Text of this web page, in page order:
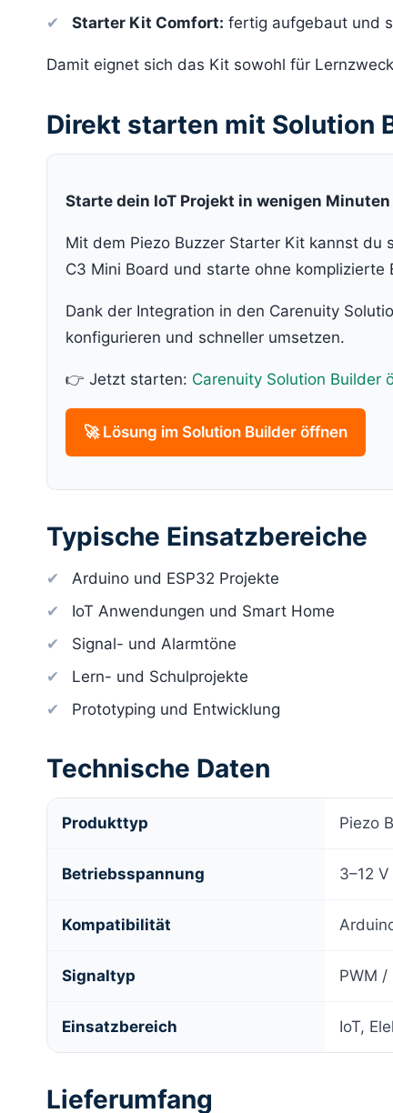
Starter Kit Comfort: fertig aufgebaut und
Damit eignet sich das Kit sowohl für
Direkt starten mit Solution
Starte dein IoT Projekt in wenigen Minuten
Mit dem Piezo Buzzer Starter Kit kannst du
C3 Mini Board und starte ohne komplizierte
Dank der Integration in den Carenuity
konfigurieren und schneller umsetzen.
👉 Jetzt starten: Carenuity Solution Builder
🚀 Lösung im Solution Builder öffnen
Typische Einsatzbereiche
Arduino und ESP32 Projekte
IoT Anwendungen und Smart Home
Signal- und Alarmtöne
Lern- und Schulprojekte
Prototyping und Entwicklung
Technische Daten
Produkttyp Piezo
Betriebsspannung 3–12 V
Kompatibilität
Signaltyp PWM /
Einsatzbereich IoT,
Lieferumfang